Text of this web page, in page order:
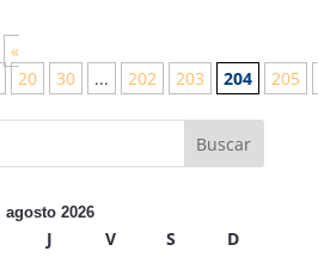
«
20 30 ... 202 203 204
205
agosto 2026
J V S
D